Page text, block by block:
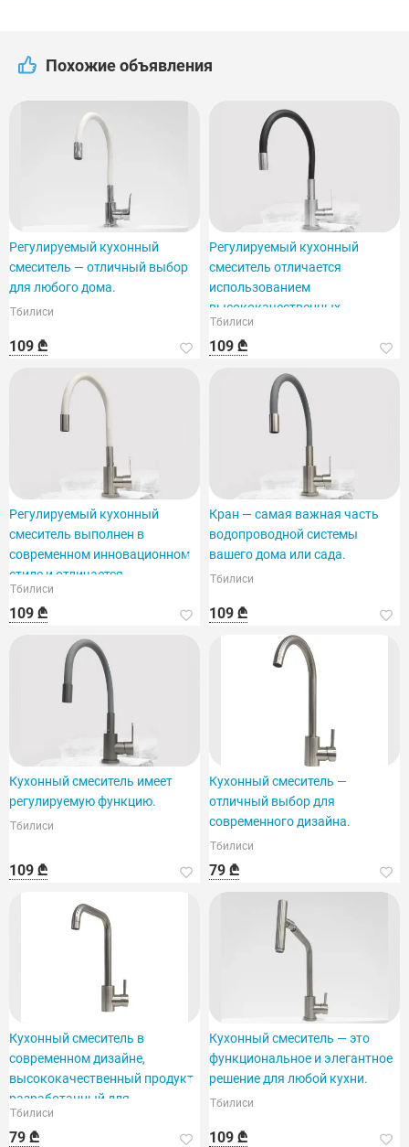
Похожие объявления
Регулируемый кухонный
смеситель — отличный выбор
для любого дома.
Тбилиси
109 ₾
Регулируемый кухонный
смеситель отличается
использованием
высококачественных
материалов.
Тбилиси
109 ₾
Регулируемый кухонный
смеситель выполнен в
современном инновационном
стиле и отличается
функциональным дизайном.
Тбилиси
109 ₾
Кран — самая важная часть
водопроводной системы
вашего дома или сада.
Тбилиси
109 ₾
Кухонный смеситель имеет
регулируемую функцию.
Тбилиси
109 ₾
Кухонный смеситель —
отличный выбор для
современного дизайна.
Тбилиси
79 ₾
Кухонный смеситель в
современном дизайне,
высококачественный продукт,
разработанный для
Тбилиси
79 ₾
Кухонный смеситель — это
функциональное и элегантное
решение для любой кухни.
Тбилиси
109 ₾